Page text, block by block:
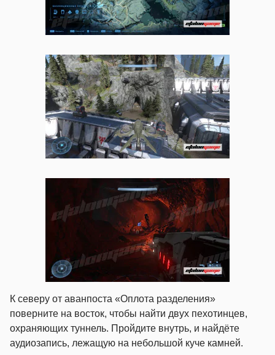
К северу от аванпоста «Оплота разделения»
поверните на восток, чтобы найти двух пехотинцев,
охраняющих туннель. Пройдите внутрь, и найдёте
аудиозапись, лежащую на небольшой куче камней.